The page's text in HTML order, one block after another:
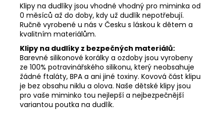
Klipy na dudlíky jsou vhodné vhodný pro miminka od
0 měsíců až do doby, kdy už dudlík nepotřebují.
Ručně vyrobené u nás v Česku s láskou k dětem a
kvalitním materiálům.
Klipy na dudlíky z bezpečných materiálů:
Barevné silikonové korálky a ozdoby jsou vyrobeny
ze 100% potravinářského silikonu, který neobsahuje
žádné ftaláty, BPA a ani jiné toxiny. Kovová část klipu
je bez obsahu niklu a olova. Naše dětské klipy jsou
pro vaše miminko tou nejlepší a nejbezpečnější
variantou poutka na dudlík.